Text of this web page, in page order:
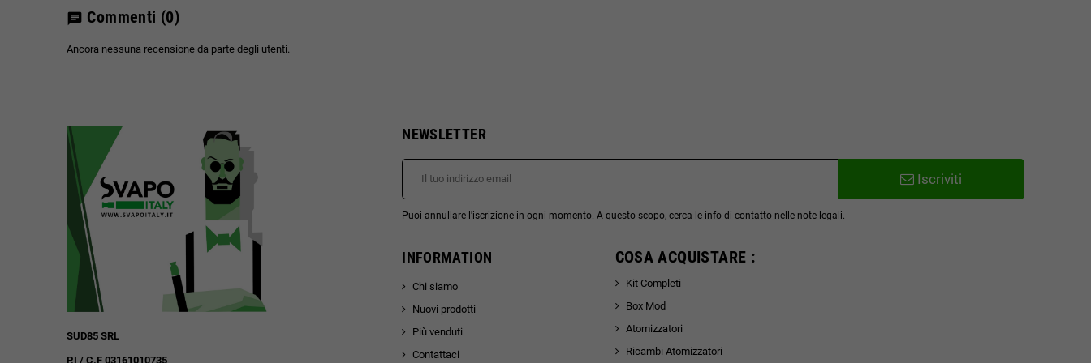
chat Commenti (0)
Ancora nessuna recensione da parte degli utenti.
SUD85 SRL
P.I / C.F 03161010735
NEWSLETTER
Iscriviti
Puoi annullare l'iscrizione in ogni momento. A questo scopo, cerca le info di contatto nelle note legali.
INFORMATION
Chi siamo
Nuovi prodotti
Più venduti
Contattaci
COSA ACQUISTARE :
Kit Completi
Box Mod
Atomizzatori
Ricambi Atomizzatori